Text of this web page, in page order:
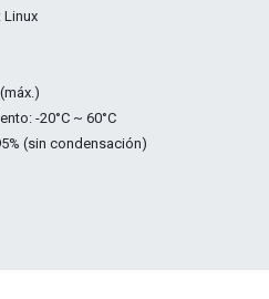
Linux
-20°C ~ 60°C
(sin condensación)